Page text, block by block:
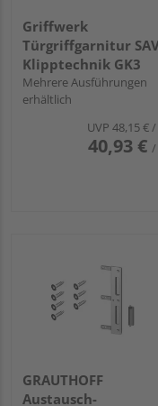
Griffwerk
Türgriffgarnitur
Klipptechnik GK3
Rosetten rund
Profilzylinder Edelst.
Mehrere Ausführungen
erhältlich
UVP 48,15 €/
40,93 € /
GRAUTHOFF
Austausch-